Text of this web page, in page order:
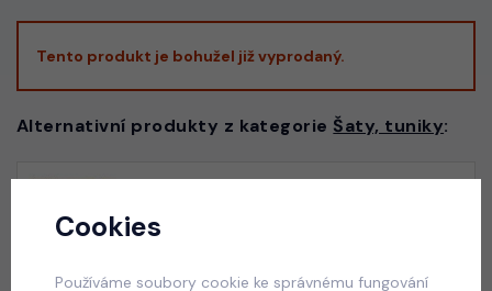
Tento produkt je bohužel již vyprodaný.
Alternativní produkty z kategorie Šaty, tuniky:
skladem
Cookies
Používáme soubory cookie ke správnému fungování